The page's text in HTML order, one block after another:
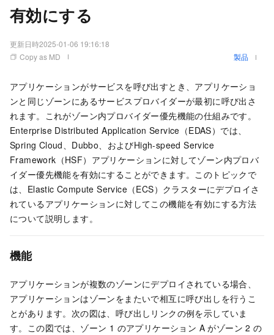
有効にする
更新日時2025-01-06 19:16:18
Copy as MD
製品
アプリケーションがサービスを呼び出すとき、アプリケーショ
ンと同じゾーンにあるサービスプロバイダーが最初に呼び出さ
れます。これがゾーン内プロバイダー優先機能の仕組みです。
Enterprise Distributed Application Service（EDAS）では、
Spring Cloud、Dubbo、およびHigh-speed Service
Framework（HSF）アプリケーションに対してゾーン内プロバ
イダー優先機能を有効にすることができます。このトピックで
は、Elastic Compute Service（ECS）クラスターにデプロイさ
れているアプリケーションに対してこの機能を有効にする方法
について説明します。
機能
アプリケーションが複数のゾーンにデプロイされている場合、
アプリケーションはゾーンをまたいで相互に呼び出しを行うこ
とがあります。次の図は、呼び出しリンクの例を示していま
す。この図では、ゾーン 1 のアプリケーション A がゾーン 2 の